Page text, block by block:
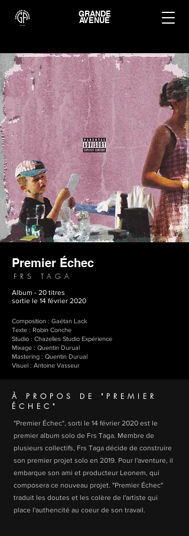
GRANDE
AVENUE
Premier Échec
FRS TAGA
Album - 20 titres
sortie le 14 février 2020
Composition : Gaétan Lack
Texte : Robin Conche
Studio : Chazelles Studio Expérience
Mixage : Quentin Durual
Mastering : Quentin Durual
Visuel : Antoine Vasseur
À PROPOS DE "PREMIER
ÉCHEC"
"Premier Échec", sorti le 14 février 2020 est le
premier album solo de Frs Taga. Membre de
plusieurs collectifs, Frs Taga décide de construire
son premier projet solo en 2019. Pour l'aventure, il
embarque son ami et producteur Leonem, qui
composera ce nouveau projet. "Premier Échec"
traduit les doutes et les colère de l'artiste qui
place l'authencité au coeur de son travail.